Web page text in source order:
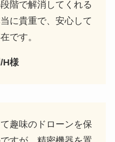
階で解消してくれる
に貴重で、安心して
です。
H様
趣味のドローンを保